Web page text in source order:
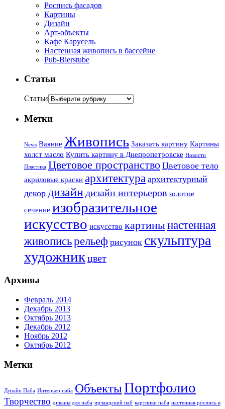
Роспись фасадов
Картины
Дизайн
Арт-объекты
Кафе Карусель
Настенная живопись в бассейне
Pub-Bierstube
Статьи
Статьи
Метки
News Ваяние Живопись Заказать картину Картины
холст масло Купить картину в Днепропетровске Новости
Пластика Цветовое пространство Цветовое тело
акриловые краски архитектура архитектурный
декор дизайндизайн интерьеров золотое
сечение изобразительное
искусство искусство картинынастенная
живописьрельеф рисунок скульптура
художникцвет
Архивы
Февраль 2014
Декабрь 2013
Октябрь 2013
Декабрь 2012
Ноябрь 2012
Октябрь 2012
Метки
Дизайн Паба Интерьер паба ОбъектыПортфолио
Творчество диваны для паба ирландский паб картинки паба настенная роспись в